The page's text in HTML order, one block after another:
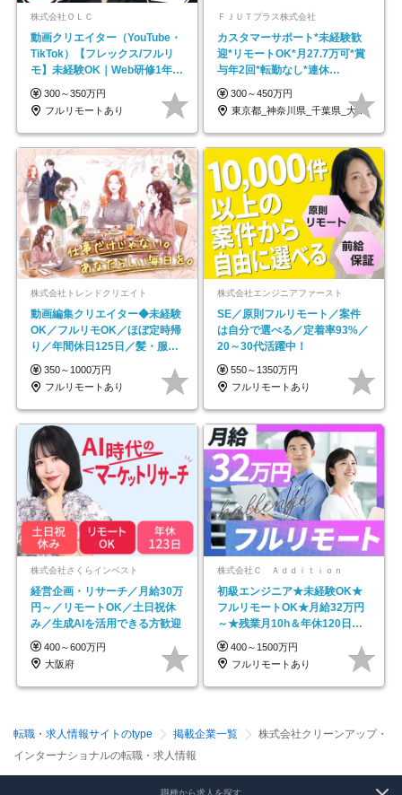
株式会社ＯＬＣ
動画クリエイター（YouTube・
TikTok）【フレックス/フルリ
モ】未経験OK｜Web研修1年間
｜副業OK
300～350万円
フルリモートあり
ＦＪＵＴプラス株式会社
カスタマーサポート*未経験歓
迎*リモートOK*月27.7万可*賞
与年2回*転勤なし*連休
OK/ZE010232
300～450万円
東京都_神奈川県_千葉県_大阪府_愛知県…
株式会社トレンドクリエイト
動画編集クリエイター◆未経験
OK／フルリモOK／ほぼ定時帰
り／年間休日125日／髪・服・
ネイル自由／副業OK
350～1000万円
フルリモートあり
株式会社エンジニアファースト
SE／原則フルリモート／案件
は自分で選べる／定着率93%／
20～30代活躍中！
550～1350万円
フルリモートあり
株式会社さくらインベスト
経営企画・リサーチ／月給30万
円～／リモートOK／土日祝休
み／生成AIを活用できる方歓迎
400～600万円
大阪府
株式会社Ｃ Ａｄｄｉｔｉｏｎ
初級エンジニア★未経験OK★
フルリモートOK★月給32万円
～★残業月10h＆年休120日以
上★副業可
400～1500万円
フルリモートあり
転職・求人情報サイトのtype 掲載企業一覧
株式会社クリーンアップ・
インターナショナルの転職・求人情報
職種から求人を探す